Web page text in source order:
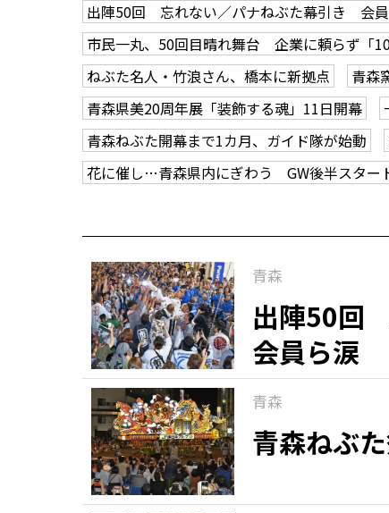
出陣50回 忘れない／パナねぶた幕引き 会
市民一丸、50回目晴れ舞台 企業に頼らず「
ねぶた名人・竹浪さん、橋本に新拠点
青森
青森県美20周年展「装飾する魂」11日開幕
青森ねぶた開幕まで1カ月、ガイド隊が始動
花に催し…青森県内にぎわう GW後半スター
青森
出陣50回
会員ら涙
青森
青森ねぶ